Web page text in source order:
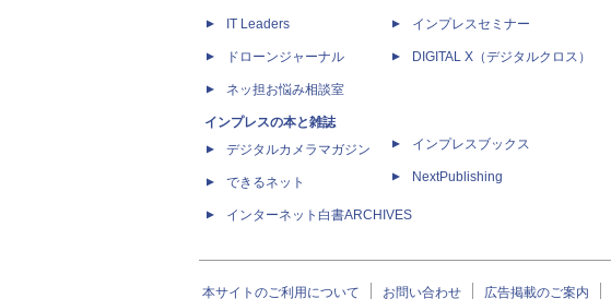
IT Leaders
ドローンジャーナル
ネッ担お悩み相談室
インプレスの本と雑誌
デジタルカメラマガジン
できるネット
インターネット白書ARCHIVES
インプレスセミナー
DIGITAL X（デジタルクロス）
インプレスブックス
NextPublishing
本サイトのご利用について お問い合わせ 広告掲載のご案内